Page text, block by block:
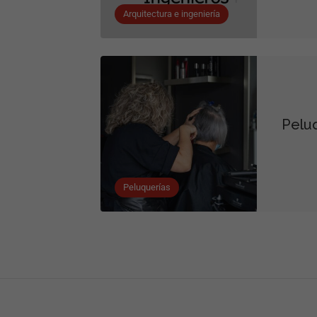
Arquitectura e ingeniería
Peluquerías